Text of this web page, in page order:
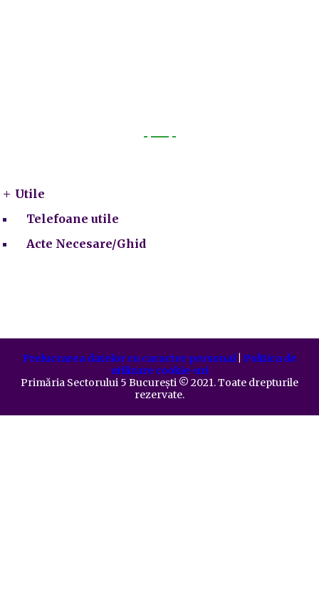
Utile
Telefoane utile
Acte Necesare/Ghid
Prelucrarea datelor cu caracter personal| Politica de
utilizare cookie-uri
Primăria Sectorului 5 București ©️ 2021. Toate drepturile
rezervate.